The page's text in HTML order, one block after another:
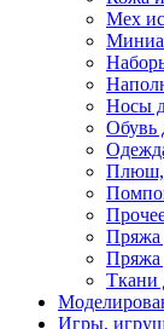
Мех
Носы
Обувь
Плюш,
Пряжа
Пряжа
Ткани
Игры,